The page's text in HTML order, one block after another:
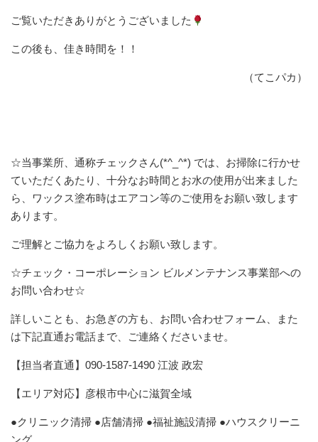
ご覧いただきありがとうございました
この後も、佳き時間を！！
（てこパカ）
☆当事業所、通称チェックさん(*^_^*) では、お掃除に行かせ
ていただくあたり、十分なお時間とお水の使用が出来ました
ら、ワックス塗布時はエアコン等のご使用をお願い致します
あります。
ご理解とご協力をよろしくお願い致します。
☆チェック・コーポレーション ビルメンテナンス事業部への
お問い合わせ☆
詳しいことも、お急ぎの方も、お問い合わせフォーム、また
は下記直通お電話まで、ご連絡くださいませ。
【担当者直通】090-1587-1490 江波 政宏
【エリア対応】彦根市中心に滋賀全域
●クリニック清掃 ●店舗清掃 ●福祉施設清掃 ●ハウスクリーニ